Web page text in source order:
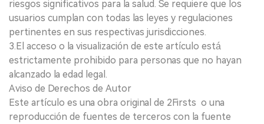
riesgos significativos para la salud. Se requiere que los
usuarios cumplan con todas las leyes y regulaciones
pertinentes en sus respectivas jurisdicciones.
3.El acceso o la visualización de este artículo está
estrictamente prohibido para personas que no hayan
alcanzado la edad legal.
Aviso de Derechos de Autor
Este artículo es una obra original de 2Firsts o una
reproducción de fuentes de terceros con la fuente